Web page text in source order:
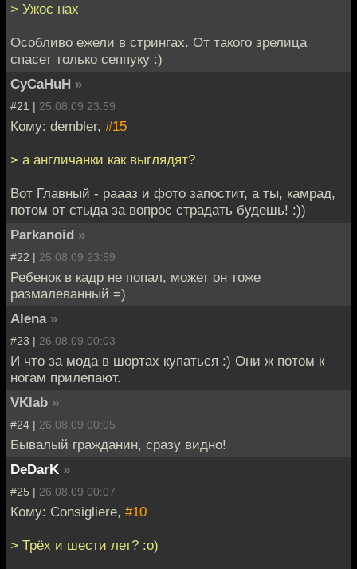
> Ужос нах
Особливо ежели в стрингах. От такого зрелица
спасет только сеппуку :)
CyCaHuH »
#21 | 25.08.09 23:59
Кому: dembler, #15
> а англичанки как выглядят?
Вот Главный - раааз и фото запостит, а ты, камрад,
потом от стыда за вопрос страдать будешь! :))
Parkanoid »
#22 | 25.08.09 23:59
Ребенок в кадр не попал, может он тоже
размалеванный =)
Alena »
#23 | 26.08.09 00:03
И что за мода в шортах купаться :) Они ж потом к
ногам прилепают.
VKlab »
#24 | 26.08.09 00:05
Бывалый гражданин, сразу видно!
DeDarK »
#25 | 26.08.09 00:07
Кому: Consigliere, #10
> Трёх и шести лет? :o)